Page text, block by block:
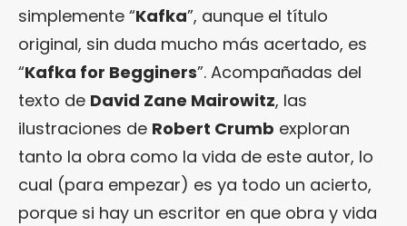
simplemente “Kafka”, aunque el título
original, sin duda mucho más acertado, es
“Kafka for Begginers”. Acompañadas del
texto de David Zane Mairowitz, las
ilustraciones de Robert Crumb exploran
tanto la obra como la vida de este autor, lo
cual (para empezar) es ya todo un acierto,
porque si hay un escritor en que obra y vida